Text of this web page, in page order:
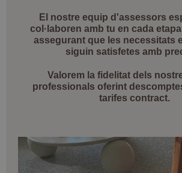
El nostre equip d'assessors
col·laboren amb tu en cada
assegurant que les necessitats
siguin satisfetes amb
Valorem la fidelitat dels
professionals oferint
tarifes contract.